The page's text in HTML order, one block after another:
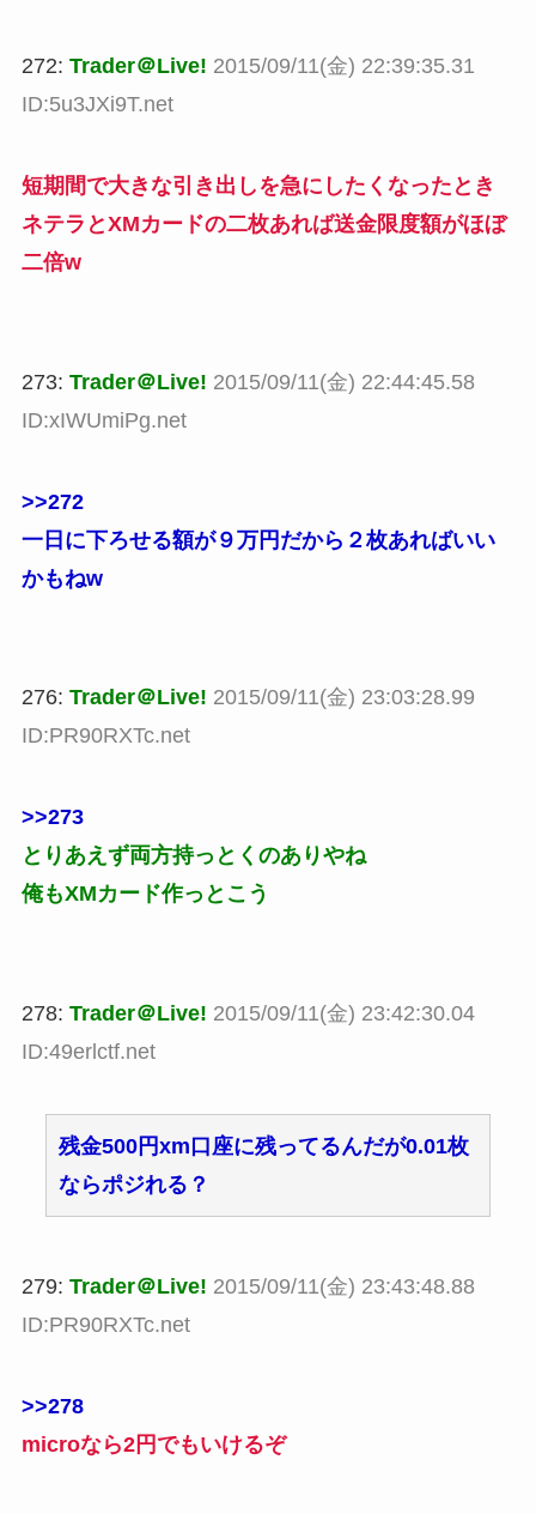
272: Trader＠Live! 2015/09/11(金) 22:39:35.31
ID:5u3JXi9T.net
短期間で大きな引き出しを急にしたくなったとき
ネテラとXMカードの二枚あれば送金限度額がほぼ
二倍w
273: Trader＠Live! 2015/09/11(金) 22:44:45.58
ID:xIWUmiPg.net
>>272
一日に下ろせる額が９万円だから２枚あればいい
かもねw
276: Trader＠Live! 2015/09/11(金) 23:03:28.99
ID:PR90RXTc.net
>>273
とりあえず両方持っとくのありやね
俺もXMカード作っとこう
278: Trader＠Live! 2015/09/11(金) 23:42:30.04
ID:49erlctf.net
残金500円xm口座に残ってるんだが0.01枚
ならポジれる？
279: Trader＠Live! 2015/09/11(金) 23:43:48.88
ID:PR90RXTc.net
>>278
microなら2円でもいけるぞ